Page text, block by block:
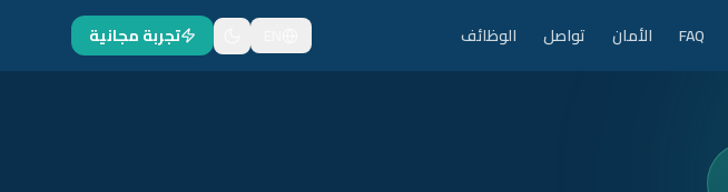
FAQ الأمان تواصل الوظائف تجربة مجانية